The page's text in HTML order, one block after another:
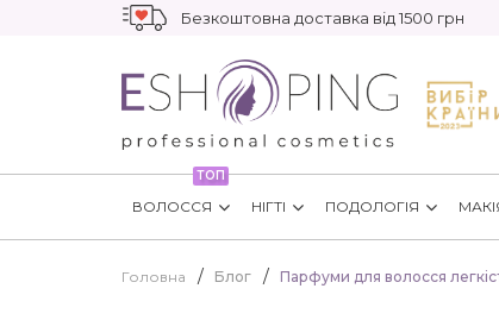
Безкоштовна доставка від 1500 грн
ТОП
ВОЛОССЯ НІГТІ ПОДОЛОГІЯ
Головна Блог Парфуми для волосся